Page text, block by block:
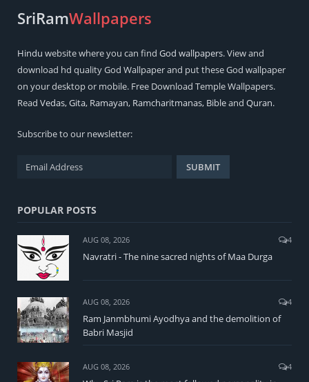
SriRamWallpapers
Hindu website where you can find God wallpapers. View and
download hd quality God Wallpaper and put these God wallpaper
on your desktop or mobile. Free Download Temple Wallpapers.
Read Vedas,Gita, Ramayan, Ramcharitmanas, Bibleand Quran.
Subscribe to our newsletter:
POPULAR POSTS
AUG 08, 2026 4
Navratri - The nine sacred nights of Maa Durga
AUG 08, 2026 4
Ram Janmbhumi Ayodhya and the demolition of
Babri Masjid
AUG 08, 2026 4